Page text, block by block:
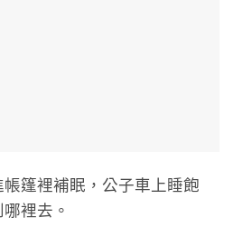
篷裡補眠，公子車上睡飽
裡去。